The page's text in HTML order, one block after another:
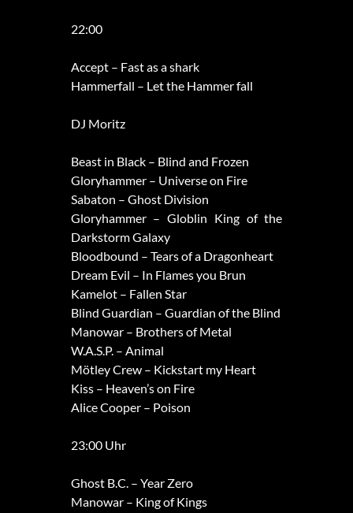
22:00
Accept – Fast as a shark
Hammerfall – Let the Hammer fall
DJ Moritz
Beast in Black – Blind and Frozen
Gloryhammer – Universe on Fire
Sabaton – Ghost Division
Gloryhammer – Globlin King of the
Darkstorm Galaxy
Bloodbound – Tears of a Dragonheart
Dream Evil – In Flames you Brun
Kamelot – Fallen Star
Blind Guardian – Guardian of the Blind
Manowar – Brothers of Metal
W.A.S.P. – Animal
Mötley Crew – Kickstart my Heart
Kiss – Heaven’s on Fire
Alice Cooper – Poison
23:00 Uhr
Ghost B.C. – Year Zero
Manowar – King of Kings